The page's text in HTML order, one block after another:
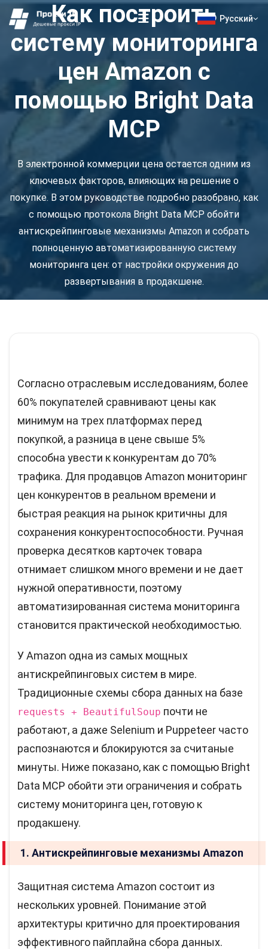
Русский
Как построить
систему мониторинга
цен Amazon с
помощью Bright Data
MCP
В электронной коммерции цена остается одним из
ключевых факторов, влияющих на решение о
покупке. В этом руководстве подробно разобрано, как
с помощью протокола Bright Data MCP обойти
антискрейпинговые механизмы Amazon и собрать
полноценную автоматизированную систему
мониторинга цен: от настройки окружения до
развертывания в продакшене.
Согласно отраслевым исследованиям, более
60% покупателей сравнивают цены как
минимум на трех платформах перед
покупкой, а разница в цене свыше 5%
способна увести к конкурентам до 70%
трафика. Для продавцов Amazon мониторинг
цен конкурентов в реальном времени и
быстрая реакция на рынок критичны для
сохранения конкурентоспособности. Ручная
проверка десятков карточек товара
отнимает слишком много времени и не дает
нужной оперативности, поэтому
автоматизированная система мониторинга
становится практической необходимостью.
У Amazon одна из самых мощных
антискрейпинговых систем в мире.
Традиционные схемы сбора данных на базе
requests + BeautifulSoup почти не
работают, а даже Selenium и Puppeteer часто
распознаются и блокируются за считаные
минуты. Ниже показано, как с помощью Bright
Data MCP обойти эти ограничения и собрать
систему мониторинга цен, готовую к
продакшену.
1. Антискрейпинговые механизмы Amazon
Защитная система Amazon состоит из
нескольких уровней. Понимание этой
архитектуры критично для проектирования
эффективного пайплайна сбора данных.